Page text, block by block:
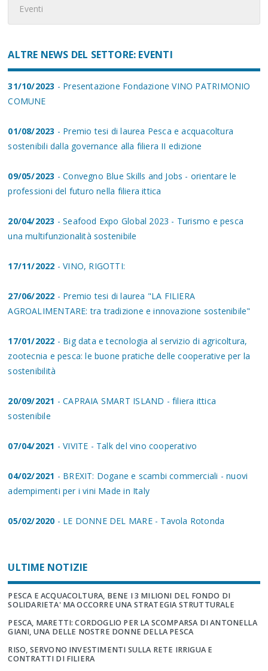
Eventi
ALTRE NEWS DEL SETTORE: EVENTI
31/10/2023 - Presentazione Fondazione VINO PATRIMONIO
COMUNE
01/08/2023 - Premio tesi di laurea Pesca e acquacoltura
sostenibili dalla governance alla filiera II edizione
09/05/2023 - Convegno Blue Skills and Jobs - orientare le
professioni del futuro nella filiera ittica
20/04/2023 - Seafood Expo Global 2023 - Turismo e pesca
una multifunzionalità sostenibile
17/11/2022 - VINO, RIGOTTI:
27/06/2022 - Premio tesi di laurea "LA FILIERA
AGROALIMENTARE: tra tradizione e innovazione sostenibile"
17/01/2022 - Big data e tecnologia al servizio di agricoltura,
zootecnia e pesca: le buone pratiche delle cooperative per la
sostenibilità
20/09/2021 - CAPRAIA SMART ISLAND - filiera ittica
sostenibile
07/04/2021 - VIVITE - Talk del vino cooperativo
04/02/2021 - BREXIT: Dogane e scambi commerciali - nuovi
adempimenti per i vini Made in Italy
05/02/2020 - LE DONNE DEL MARE - Tavola Rotonda
ULTIME NOTIZIE
PESCA E ACQUACOLTURA, BENE I 3 MILIONI DEL FONDO DI
SOLIDARIETA' MA OCCORRE UNA STRATEGIA STRUTTURALE
PESCA, MARETTI: CORDOGLIO PER LA SCOMPARSA DI ANTONELLA
GIANI, UNA DELLE NOSTRE DONNE DELLA PESCA
RISO, SERVONO INVESTIMENTI SULLA RETE IRRIGUA E
CONTRATTI DI FILIERA